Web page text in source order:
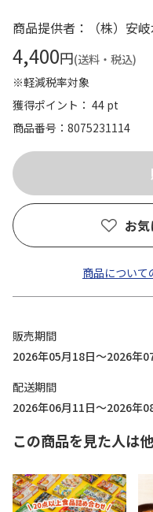
商品提供者：（株）安
4,400円(送料・税込)
※軽減税率対象
獲得ポイント： 44 pt
商品番号
8075231114
お
商品について
販売期間
2026年05月18日～2026年
配送期間
2026年06月11日～2026年
この商品を見た人は